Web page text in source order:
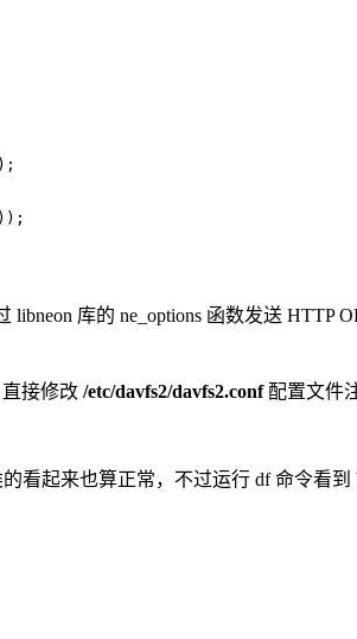
库的 ne_options 函数发送 HTTP
接修改 /etc/davfs2/davfs2.conf配置文件
看起来也算正常，不过运行 df 命令看到